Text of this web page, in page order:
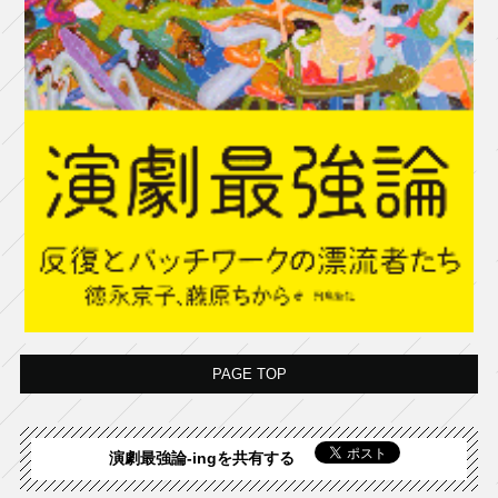
PAGE TOP
演劇最強論-ingを共有する